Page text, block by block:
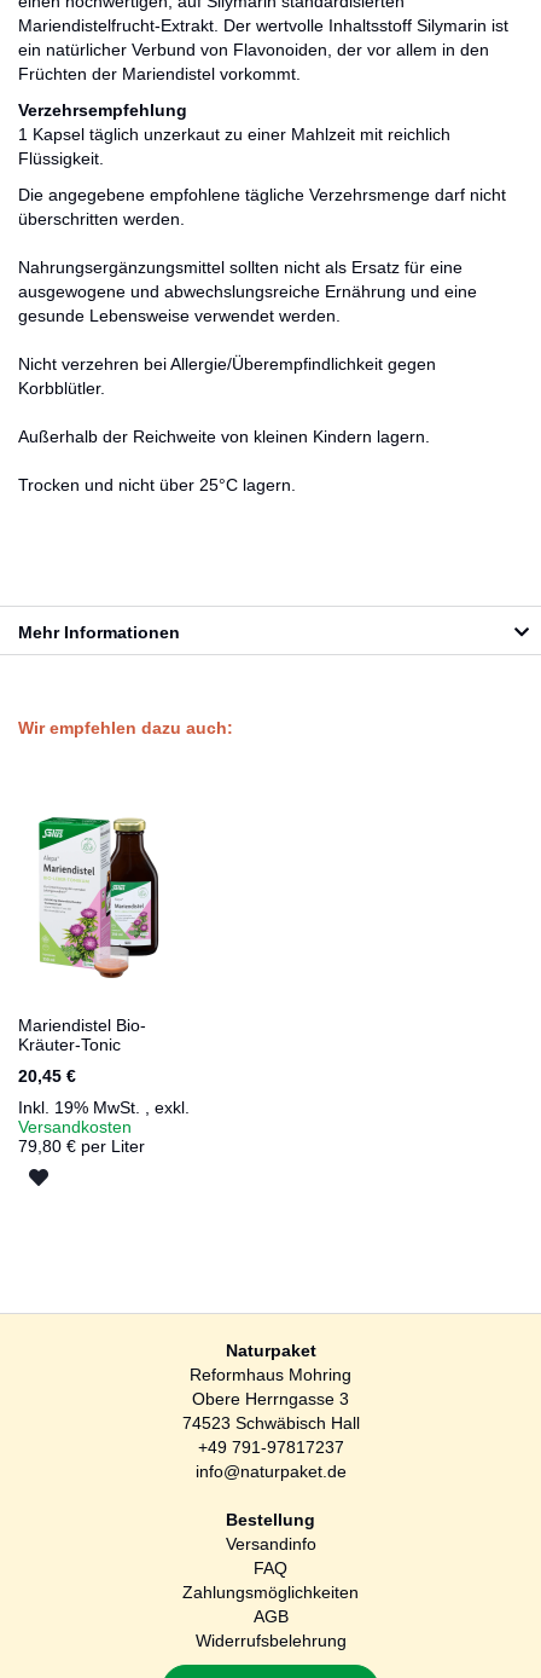
Mariendistelfrucht-Extrakt. Der wertvolle Inhaltsstoff Silymarin ist
ein natürlicher Verbund von Flavonoiden, der vor allem in den
Früchten der Mariendistel vorkommt.
Verzehrsempfehlung
1 Kapsel täglich unzerkaut zu einer Mahlzeit mit reichlich
Flüssigkeit.
Die angegebene empfohlene tägliche Verzehrsmenge darf nicht
überschritten werden.
Nahrungsergänzungsmittel sollten nicht als Ersatz für eine
ausgewogene und abwechslungsreiche Ernährung und eine
gesunde Lebensweise verwendet werden.
Nicht verzehren bei Allergie/Überempfindlichkeit gegen
Korbblütler.
Außerhalb der Reichweite von kleinen Kindern lagern.
Trocken und nicht über 25°C lagern.
Mehr Informationen
Wir empfehlen dazu auch:
Mariendistel Bio-
Kräuter-Tonic
20,45 €
Inkl. 19% MwSt.
exkl.
Versandkosten
79,80 € per Liter
Naturpaket
Reformhaus Mohring
Obere Herrngasse 3
74523 Schwäbisch Hall
+49 791-97817237
info@naturpaket.de
Bestellung
Versandinfo
FAQ
Zahlungsmöglichkeiten
AGB
Widerrufsbelehrung